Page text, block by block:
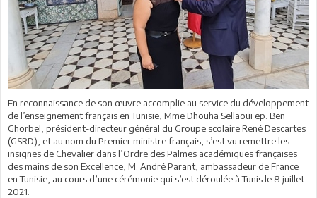
En reconnaissance de son œuvre accomplie au service du développement
de l’enseignement français en Tunisie, Mme Dhouha Sellaoui ep. Ben
Ghorbel, président-directeur général du Groupe scolaire René Descartes
(GSRD), et au nom du Premier ministre français, s’est vu remettre les
insignes de Chevalier dans l’Ordre des Palmes académiques françaises
des mains de son Excellence, M. André Parant, ambassadeur de France
en Tunisie, au cours d’une cérémonie qui s’est déroulée à Tunis le 8 juillet
2021.